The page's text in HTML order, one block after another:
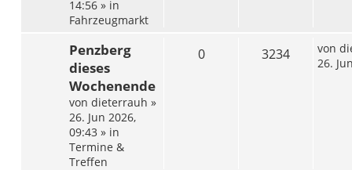
14:56 » in
Fahrzeugmarkt
Penzberg
dieses
Wochenende
von dieterrauh »
26. Jun 2026,
09:43 » in
Termine &
Treffen
0 3234 von
26.